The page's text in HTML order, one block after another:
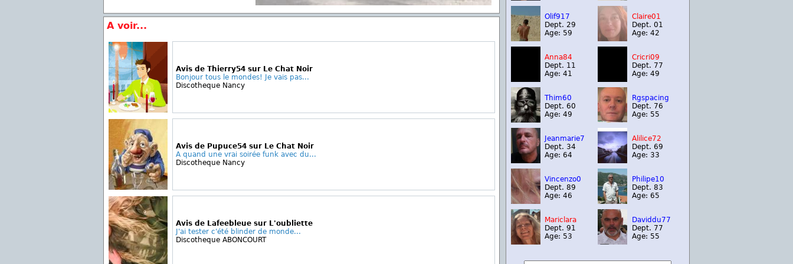
A voir...
Avis de Thierry54 sur Le Chat Noir
Bonjour tous le mondes! Je vais pas...
Discotheque Nancy
Avis de Pupuce54 sur Le Chat Noir
A quand une vrai soirée funk avec du...
Discotheque Nancy
Avis de Lafeebleue sur L'oubliette
J'ai tester c'été blinder de monde...
Discotheque ABONCOURT
Olif917
Dept. 29
Age: 59
Claire01
Dept. 01
Age: 42
Anna84
Dept. 11
Age: 41
Cricri09
Dept. 77
Age: 49
Thim60
Dept. 60
Age: 49
Rgspacing
Dept. 76
Age: 55
Jeanmarie7
Dept. 34
Age: 64
Alilice72
Dept. 69
Age: 33
Vincenzo0
Dept. 89
Age: 46
Philipe10
Dept. 83
Age: 65
Mariclara
Dept. 91
Age: 53
Daviddu77
Dept. 77
Age: 55